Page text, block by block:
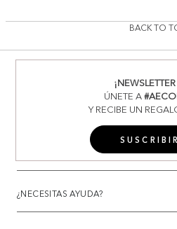
BACK TO
ÚNETE A
Y RECIBE UN
¿NECESITAS AYUDA?